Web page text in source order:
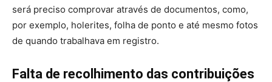
será preciso comprovar através de documentos, como,
por exemplo, holerites, folha de ponto e até mesmo fotos
de quando trabalhava em registro.
Falta de recolhimento das contribuições